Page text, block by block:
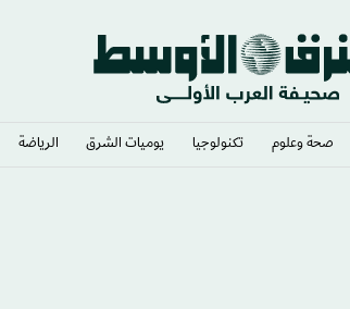
صحة وعلوم تكنولوجيا يوميات الشرق​ الرياضة